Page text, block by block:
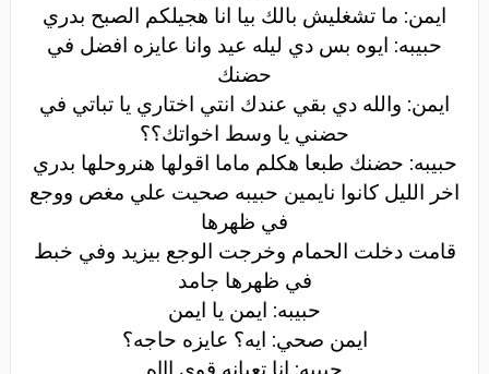
ايمن: ما تشغليش بالك بيا انا هجيلكم الصبح بدري
حبيبه: ايوه بس دي ليله عيد وانا عايزه افضل في
حضنك
ايمن: والله دي بقي عندك انتي اختاري يا تباتي في
حضني يا وسط اخواتك؟؟
حبيبه: حضنك طبعا هكلم ماما اقولها هنروحلها بدري
اخر الليل كانوا نايمين حبيبه صحيت علي مغص ووجع
في ظهرها
قامت دخلت الحمام وخرجت الوجع بيزيد وفي خبط
في ظهرها جامد
حبيبه: ايمن يا ايمن
ايمن صحي: ايه؟ عايزه حاجه؟
حبيبه: انا تعبانه قوي اااه